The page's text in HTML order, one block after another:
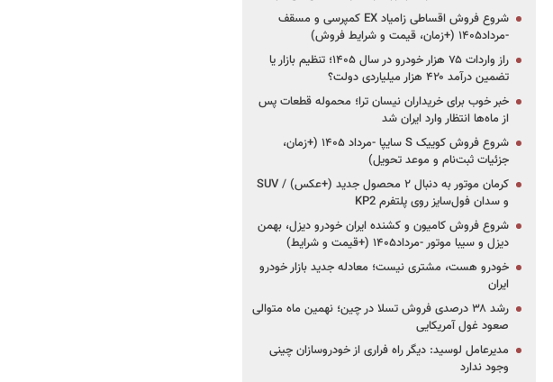
شروع فروش اقساطی زامیاد EX کمپرسی و مسقف
-مرداد۱۴۰۵ (+زمان، قیمت و شرایط فروش)
راز واردات ۷۵ هزار خودرو در سال ۱۴۰۵؛ تنظیم بازار یا
تضمین درآمد ۴۲۰ هزار میلیاردی دولت؟
خبر خوب برای خریداران نیسان ترا؛ محموله قطعات پس
از ماه‌ها انتظار وارد ایران شد
شروع فروش کوییک S سایپا -مرداد ۱۴۰۵ (+زمان،
جزئیات ثبت‌نام و موعد تحویل)
کرمان موتور به دنبال ۲ محصول جدید (+عکس) / SUV
و سدان فول‌سایز روی پلتفرم KP2
شروع فروش کامیون و کشنده ایران خودرو دیزل، بهمن
دیزل و سیبا موتور -مرداد۱۴۰۵ (+قیمت و شرایط)
خودرو هست، مشتری نیست؛ معادله جدید بازار خودرو
ایران
رشد ۳۸ درصدی فروش تسلا در چین؛ نهمین ماه متوالی
صعود غول آمریکایی
مدیرعامل لوسید: دیگر راه فراری از خودروسازان چینی
وجود ندارد